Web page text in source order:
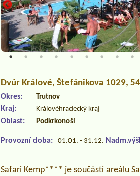
Dvůr Králové, Štefánikova 1029,
Okres: Trutnov
Kraj: Královéhradecký kraj
Oblast: Podkrkonoší
Provozní doba: 01.01. - 31.12.
Safari Kemp**** je součástí areálu